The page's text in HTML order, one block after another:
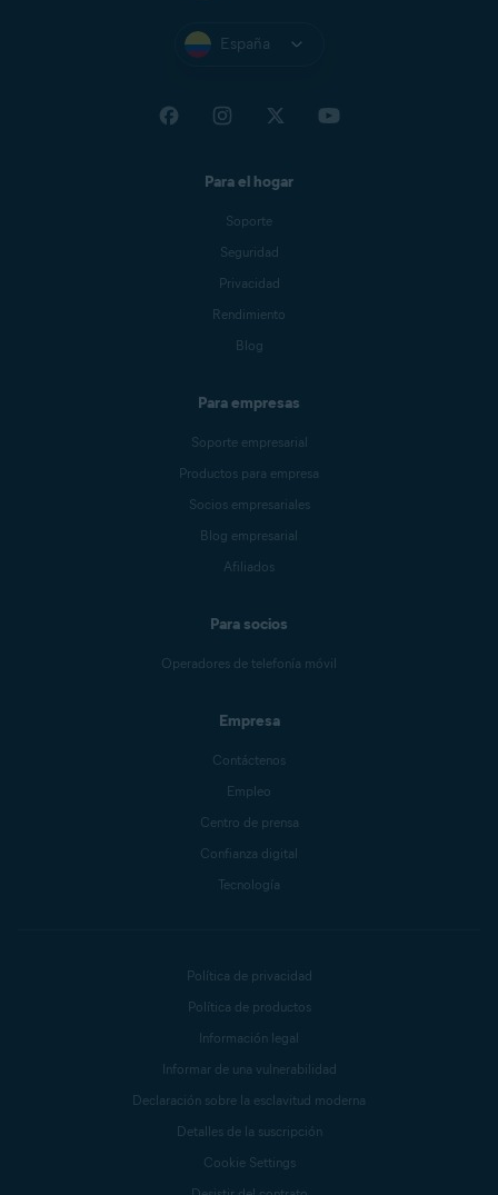
España
Para el hogar
Soporte
Seguridad
Privacidad
Rendimiento
Blog
Para empresas
Soporte empresarial
Productos para empresa
Socios empresariales
Blog empresarial
Afiliados
Para socios
Operadores de telefonía móvil
Empresa
Contáctenos
Empleo
Centro de prensa
Confianza digital
Tecnología
Política de privacidad
Política de productos
Información legal
Informar de una vulnerabilidad
Declaración sobre la esclavitud moderna
Detalles de la suscripción
Cookie Settings